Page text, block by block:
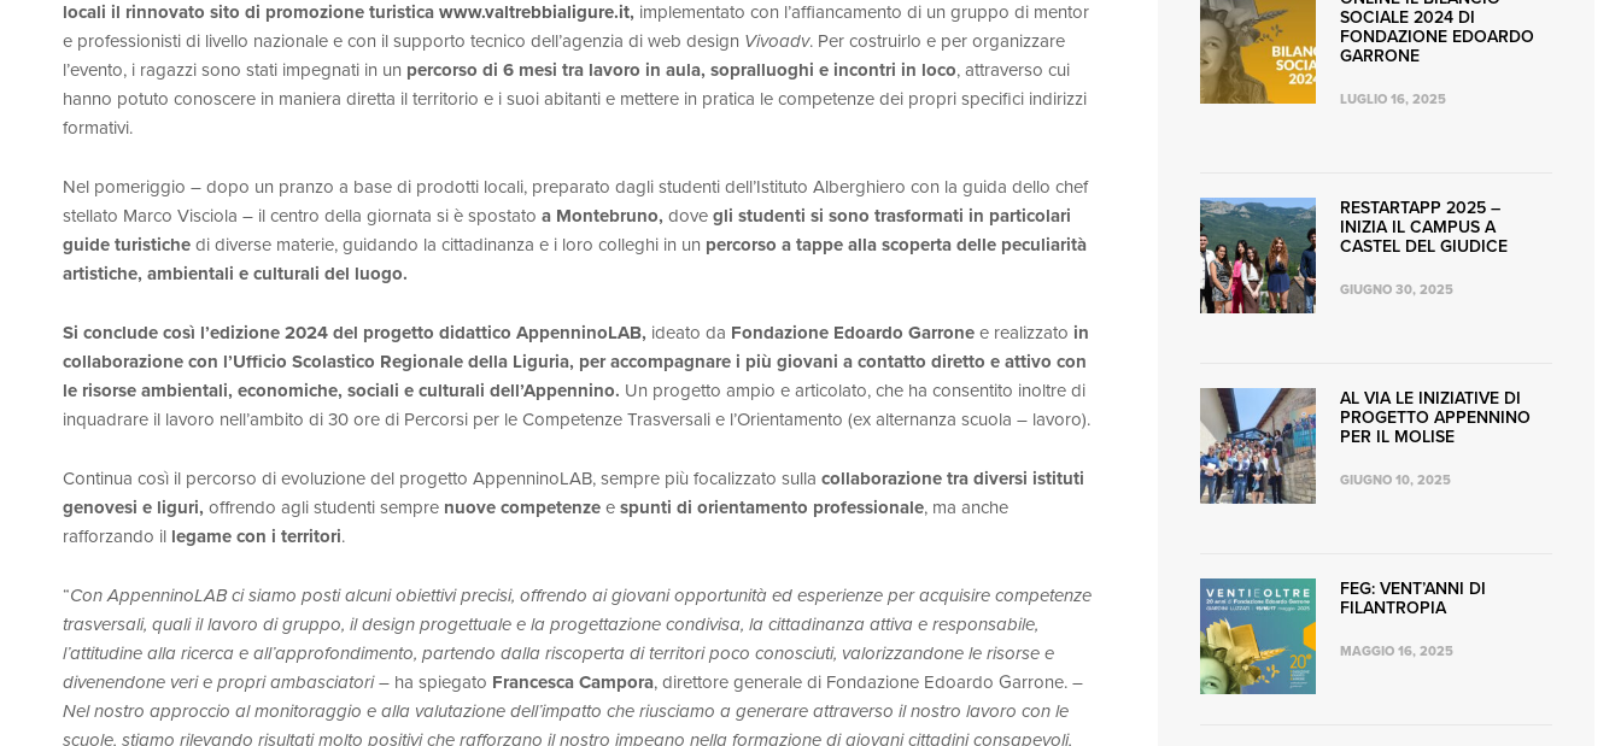
locali il rinnovato sito di promozione turisticawww.valtrebbialigure.it, implementato con l’affiancamento di un gruppo di mentor
e professionisti di livello nazionale e con il supporto tecnico dell’agenzia di web design Vivoadv. Per costruirlo e per organizzare
l’evento, i ragazzi sono stati impegnati in un percorso di 6 mesi tra lavoro in aula, sopralluoghi e incontri in loco, attraverso cui
hanno potuto conoscere in maniera diretta il territorio e i suoi abitanti e mettere in pratica le competenze dei propri specifici indirizzi
formativi.
Nel pomeriggio – dopo un pranzo a base di prodotti locali, preparato dagli studenti dell’Istituto Alberghiero con la guida dello chef
stellato Marco Visciola – il centro della giornata si è spostato a Montebruno, dovegli studenti si sono trasformati in particolari
guide turistichedi diverse materie, guidando la cittadinanza e i loro colleghi in un percorso a tappe alla scoperta delle peculiarità
artistiche, ambientali e culturali del luogo.
Si conclude così l’edizione 2024 del progetto didattico AppenninoLAB, ideato da Fondazione Edoardo Garronee realizzato in
collaborazione con l’Ufficio Scolastico Regionale della Liguria, per accompagnare i più giovani a contatto diretto e attivo con
le risorse ambientali, economiche, sociali e culturali dell’Appennino. Un progetto ampio e articolato, che ha consentito inoltre di
inquadrare il lavoro nell’ambito di 30 ore di Percorsi per le Competenze Trasversali e l’Orientamento (ex alternanza scuola – lavoro).
Continua così il percorso di evoluzione del progetto AppenninoLAB, sempre più focalizzato sulla collaborazionetra diversi istituti
genovesi e liguri, offrendo agli studenti sempre nuove competenzeespunti di orientamento professionale, ma anche
rafforzando il legame con i territori.
“Con AppenninoLAB ci siamo posti alcuni obiettivi precisi, offrendo ai giovani opportunità ed esperienze per acquisire competenze
trasversali, quali il lavoro di gruppo, il design progettuale e la progettazione condivisa, la cittadinanza attiva e responsabile,
l’attitudine alla ricerca e all’approfondimento, partendo dalla riscoperta di territori poco conosciuti, valorizzandone le risorse e
divenendone veri e propri ambasciatori– ha spiegato Francesca Campora, direttore generale di Fondazione Edoardo Garrone. –
Nel nostro approccio al monitoraggio e alla valutazione dell’impatto che riusciamo a generare attraverso il nostro lavoro con le
scuole, stiamo rilevando risultati molto positivi che rafforzano il nostro impegno nella formazione di giovani cittadini consapevoli,
SOCIALE 2024 DI
FONDAZIONE EDOARDO
GARRONE
LUGLIO 16, 2025
RESTARTAPP 2025 –
INIZIA IL CAMPUS A
CASTEL DEL GIUDICE
GIUGNO 30, 2025
AL VIA LE INIZIATIVE DI
PROGETTO APPENNINO
PER IL MOLISE
GIUGNO 10, 2025
FEG: VENT’ANNI DI
FILANTROPIA
MAGGIO 16, 2025